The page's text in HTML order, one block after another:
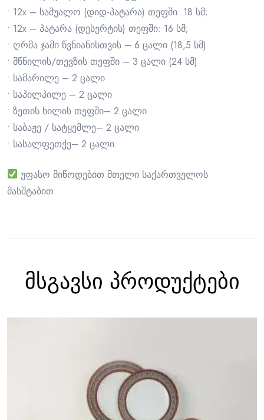
• 12x – საშუალო (დიდ-პატარა) თეფში: 18 სმ;
• 12x – პატარა (დესერტის) თეფში: 16 სმ;
• ღრმა ჯამი წვნიანისთვის – 6 ცალი (18,5 სმ)
• მწნილის/თევზის თეფში – 3 ცალი (24 სმ)
• სამარილე – 2 ცალი
• საპილპილე – 2 ცალი
• ზეთის ხილის თეფში– 2 ცალი
• საბაჟე / სატყემლე– 2 ცალი
• სასალფეთქე– 2 ცალი
უფასო მიწოდებით მთელი საქართველოს
მასშტაბით.
მსგავსი პროდუქტები